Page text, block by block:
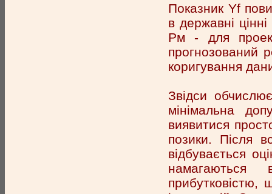
Показник Yf
в державні
Рм - для
прогнозований
коригування
Звідси
мінімальна
виявитися
позики. Після
відбувається
намагаються
прибутковістю,